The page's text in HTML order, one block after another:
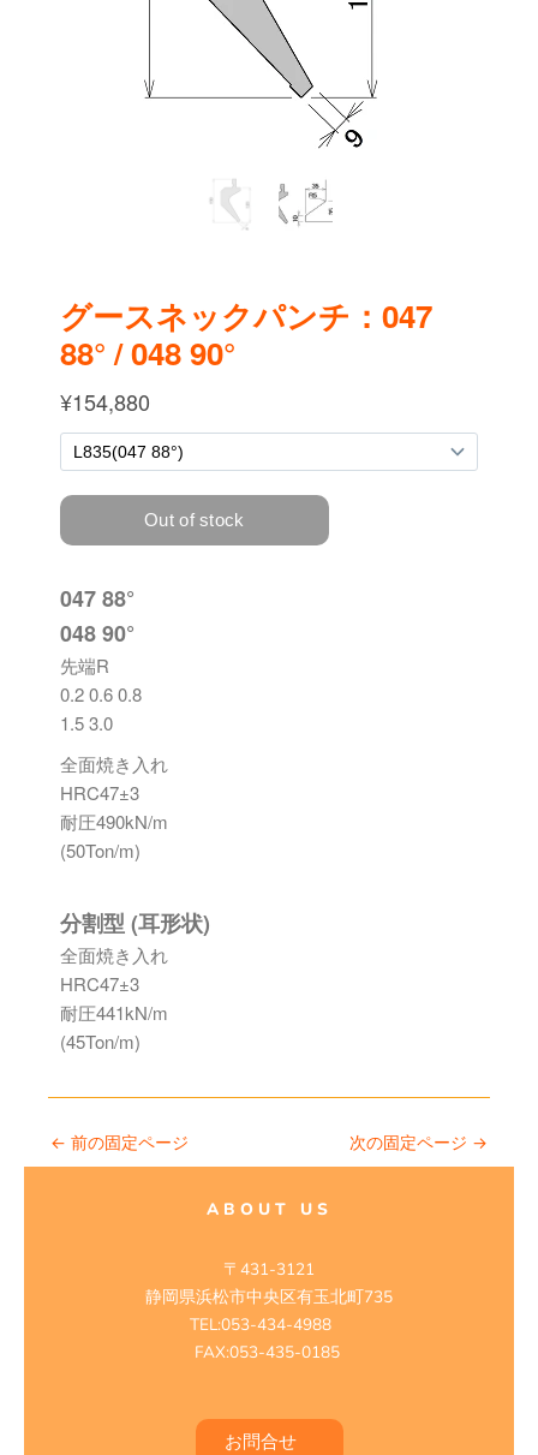
← 前の固定ページ 次の固定ページ →
ABOUT US
〒431-3121
静岡県浜松市中央区有玉北町735
TEL:053-434-4988
FAX:053-435-0185
お問合せ